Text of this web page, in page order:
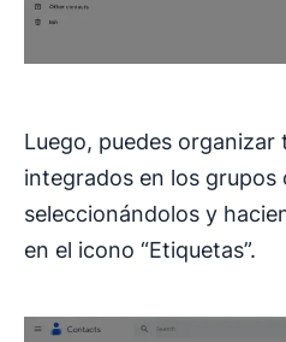
Luego, puedes
integrados en los grupos
seleccionándolos y
en el icono “Etiquetas”.